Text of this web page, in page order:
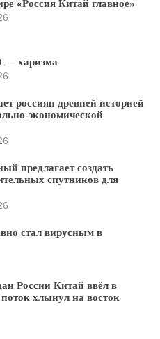
«Россия Китай главное»
харизма
россиян древней историей
экономической
предлагает создать
спутников для
стал вирусным в
России Китай ввёл в
хлынул на восток